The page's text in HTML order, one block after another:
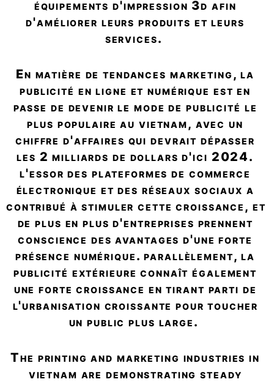
équipements d'impression 3d afin
d'améliorer leurs produits et leurs
services.
en matière de tendances marketing, la
publicité en ligne et numérique est en
passe de devenir le mode de publicité le
plus populaire au vietnam, avec un
chiffre d'affaires qui devrait dépasser
les 2 milliards de dollars d'ici 2024.
l'essor des plateformes de commerce
électronique et des réseaux sociaux a
contribué à stimuler cette croissance, et
de plus en plus d'entreprises prennent
conscience des avantages d'une forte
présence numérique. parallèlement, la
publicité extérieure connaît également
une forte croissance en tirant parti de
l'urbanisation croissante pour toucher
un public plus large.
the printing and marketing industries in
vietnam are demonstrating steady